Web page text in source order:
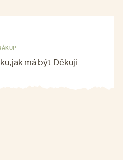
má být.Děkuji.